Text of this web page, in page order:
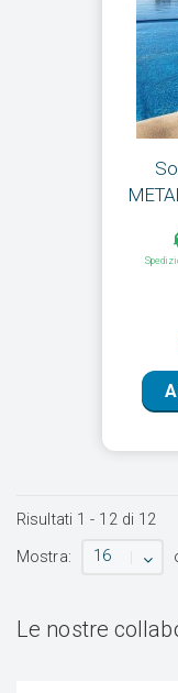
Risultati 1 - 12di 12
Mostra:
16
Le nostre